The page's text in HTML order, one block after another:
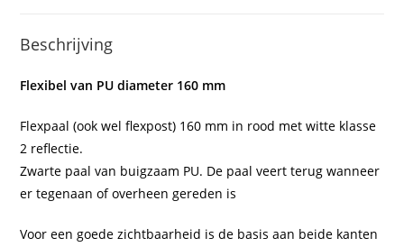
Beschrijving
Flexibel van PU diameter 160 mm
Flexpaal (ook wel flexpost) 160 mm in rood met witte klasse
2 reflectie.
Zwarte paal van buigzaam PU. De paal veert terug wanneer
er tegenaan of overheen gereden is
Voor een goede zichtbaarheid is de basis aan beide kanten